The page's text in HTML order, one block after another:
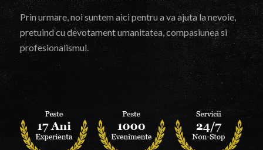
Prin urmare, noi suntem aici pentru a va ajuta la nevoie,
pretuind cu devotament umanitatea, compasiunea si
profesionalismul.